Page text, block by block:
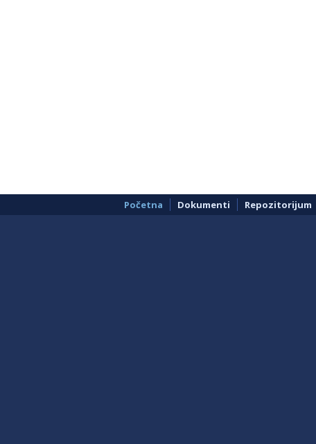
Početna Dokumenti Repozitorijum